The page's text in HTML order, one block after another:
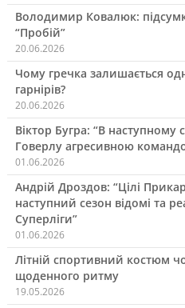
Володимир Ковалюк:
“Пробій”
20.06.2026
Чому гречка залишається
гарнірів?
20.06.2026
Віктор Бугра: “В наступному
Говерлу агресивною
01.06.2026
Андрій Дроздов: “Цілі
наступний сезон відомі та
Суперліги”
01.06.2026
Літній спортивний костюм
щоденного ритму
19.05.2026